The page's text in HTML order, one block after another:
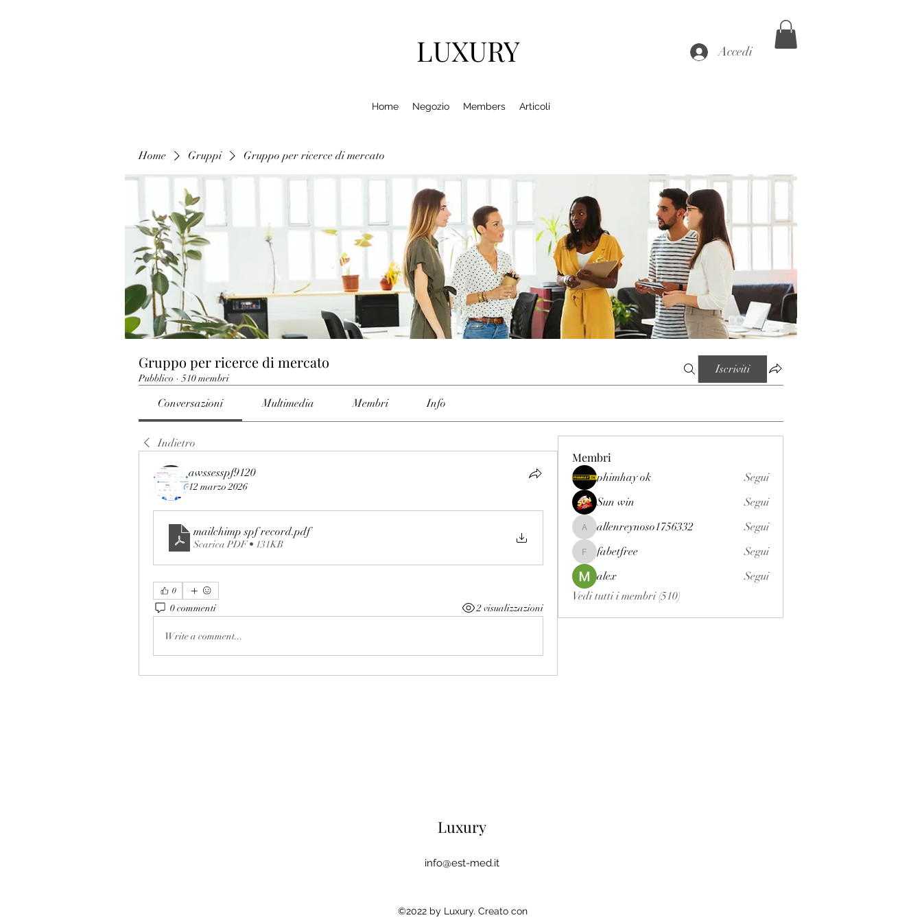
LUXURY Accedi
Home Negozio Members Articoli
Home Gruppi Gruppo per ricerce di mercato
Gruppo per ricerce di mercato
Pubblico · 510 membri
Iscriviti
Conversazioni Multimedia Membri Info
Indietro
awssesspf9120
12 marzo 2026
mailchimp spf record.pdf
Scarica PDF • 131KB
0
0 commenti 2 visualizzazioni
Write a comment...
Membri
phimhay ok
Segui
Sun win
Segui
allenreynoso1756332
allenreynoso1756332 Segui
fabetfree
fabetfree
Segui
alex
Segui
Vedi tutti i membri (510)
Luxury
info@est-med.it
©2022 by Luxury. Creato con